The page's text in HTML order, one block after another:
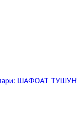
ШАФОАТ